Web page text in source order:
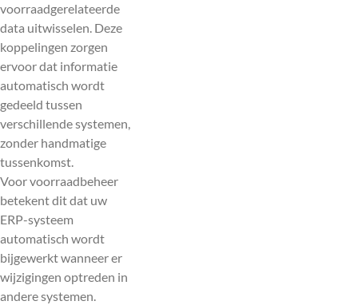
voorraadgerelateerde
data uitwisselen. Deze
koppelingen zorgen
ervoor dat informatie
automatisch wordt
gedeeld tussen
verschillende systemen,
zonder handmatige
tussenkomst.
Voor voorraadbeheer
betekent dit dat uw
ERP-systeem
automatisch wordt
bijgewerkt wanneer er
wijzigingen optreden in
andere systemen.